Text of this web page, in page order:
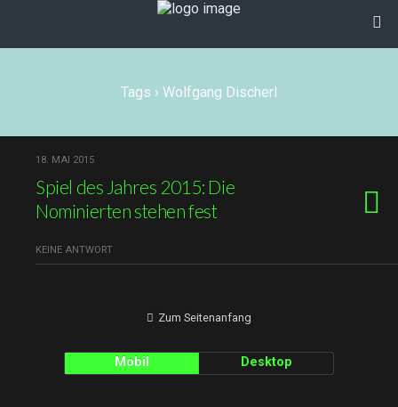
Tags › Wolfgang Discherl
18. MAI 2015
Spiel des Jahres 2015: Die
Nominierten stehen fest
KEINE ANTWORT
Zum Seitenanfang
Mobil Desktop